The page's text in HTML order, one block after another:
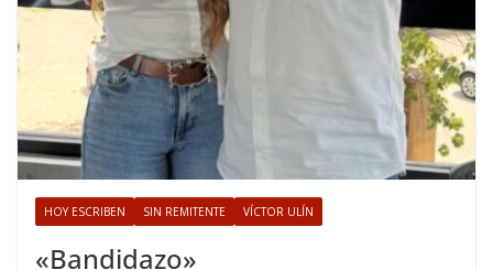
HOY ESCRIBEN SIN REMITENTE VÍCTOR ULÍN
«Bandidazo»